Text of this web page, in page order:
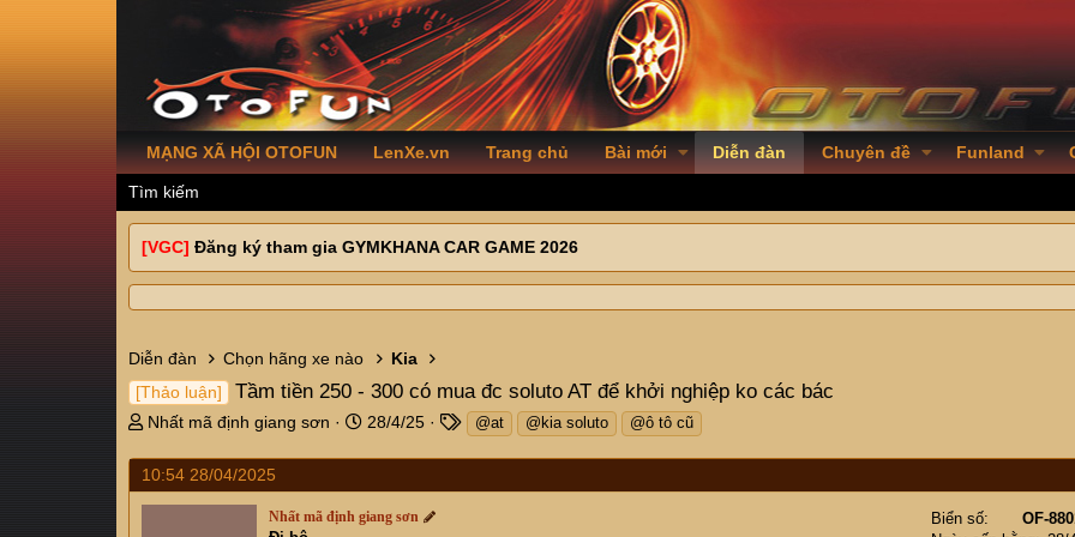
MẠNG XÃ HỘI OTOFUN LenXe.vn Trang chủ Bài mới Diễn đàn Chuyên đề Funland
Tìm kiếm
[VGC] Đăng ký tham gia GYMKHANA CAR GAME 2026
Diễn đàn Chọn hãng xe nào Kia
[Thảo luận] Tầm tiền 250 - 300 có mua đc soluto AT để khởi nghiệp ko các bác
T
r
e
Nhất mã định giang sơn
N
y
g
28/4/25
T
s
@at @kia soluto @ô tô cũ
10:54 28/04/2025
Nhất mã định giang sơn Biển số
OF-